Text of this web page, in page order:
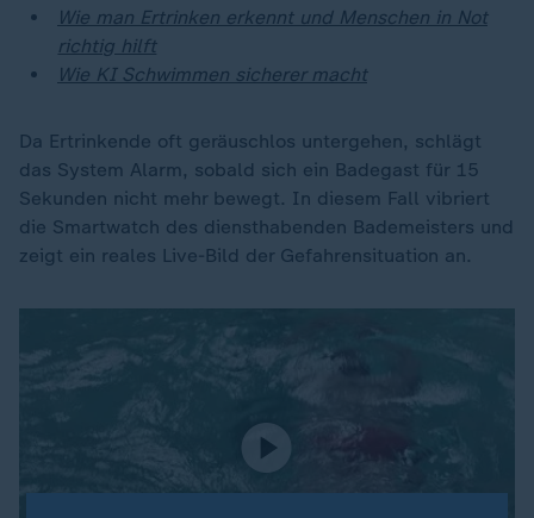
Wie man Ertrinken erkennt und Menschen in Not
richtig hilft
Wie KI Schwimmen sicherer macht
Da Ertrinkende oft geräuschlos untergehen, schlägt
das System Alarm, sobald sich ein Badegast für 15
Sekunden nicht mehr bewegt. In diesem Fall vibriert
die Smartwatch des diensthabenden Bademeisters und
zeigt ein reales Live-Bild der Gefahrensituation an.